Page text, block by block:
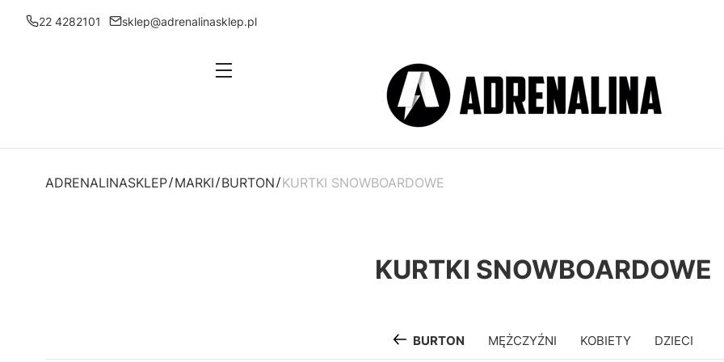
22 4282101 sklep@adrenalinasklep.pl
Menu
ADRENALINASKLEP MARKI BURTON KURTKI SNOWBOARDOWE
KURTKI SNOWBOARDOWE
BURTON MĘŻCZYŹNI KOBIETY DZIECI